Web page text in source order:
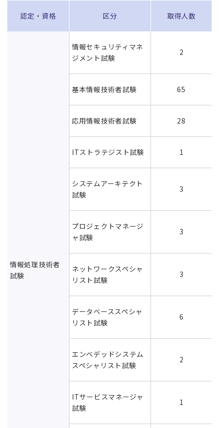
認定・資格 区分 取得人数
情報処理技術者
試験
情報セキュリティマネ
ジメント試験
2
基本情報技術者試験 65
応用情報技術者試験 28
ITストラテジスト試験 1
システムアーキテクト
試験
3
プロジェクトマネージ
ャ試験
3
ネットワークスペシャ
リスト試験
3
データベーススペシャ
リスト試験
6
エンベデッドシステム
スペシャリスト試験
2
ITサービスマネージャ
試験
1